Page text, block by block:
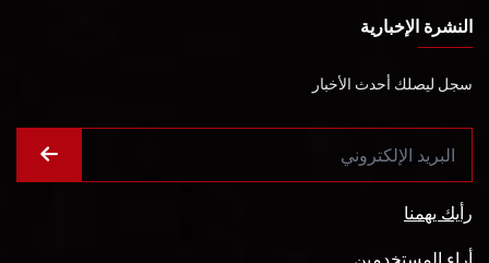
النشرة الإخبارية
سجل ليصلك أحدث الأخبار
رأيك يهمنا